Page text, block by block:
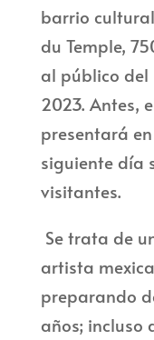
barrio cultural
du Temple,
al público
2023. Antes,
presentará
siguiente día
visitantes.
Se trata de
artista
preparando
años; incluso